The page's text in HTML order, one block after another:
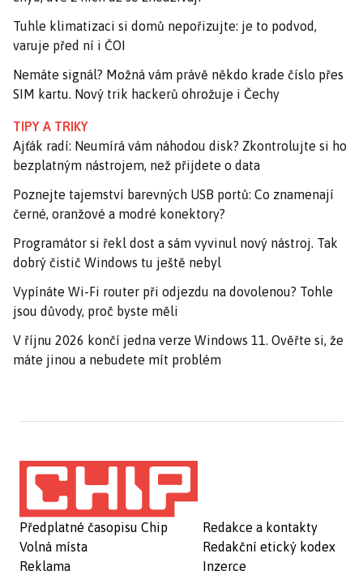
Tuhle klimatizaci si domů nepořizujte: je to podvod,
varuje před ní i ČOI
Nemáte signál? Možná vám právě někdo krade číslo přes
SIM kartu. Nový trik hackerů ohrožuje i Čechy
TIPY A TRIKY
Ajťák radí: Neumírá vám náhodou disk? Zkontrolujte si ho
bezplatným nástrojem, než přijdete o data
Poznejte tajemství barevných USB portů: Co znamenají
černé, oranžové a modré konektory?
Programátor si řekl dost a sám vyvinul nový nástroj. Tak
dobrý čistič Windows tu ještě nebyl
Vypínáte Wi-Fi router při odjezdu na dovolenou? Tohle
jsou důvody, proč byste měli
V říjnu 2026 končí jedna verze Windows 11. Ověřte si, že
máte jinou a nebudete mít problém
Předplatné časopisu Chip
Volná místa
Reklama
Redakce a kontakty
Redakční etický kodex
Inzerce